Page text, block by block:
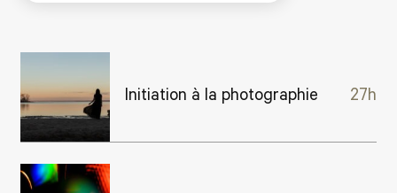
Initiation à la photographie 27h